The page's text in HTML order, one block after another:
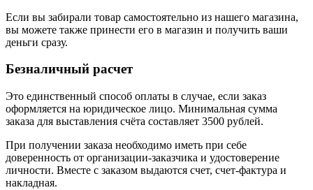
Если вы забирали товар самостоятельно из нашего магазина,
вы можете также принести его в магазин и получить ваши
деньги сразу.
Безналичный расчет
Это единственный способ оплаты в случае, если заказ
оформляется на юридическое лицо. Минимальная сумма
заказа для выставления счёта составляет 3500 рублей.
При получении заказа необходимо иметь при себе
доверенность от организации-заказчика и удостоверение
личности. Вместе с заказом выдаются счет, счет-фактура и
накладная.